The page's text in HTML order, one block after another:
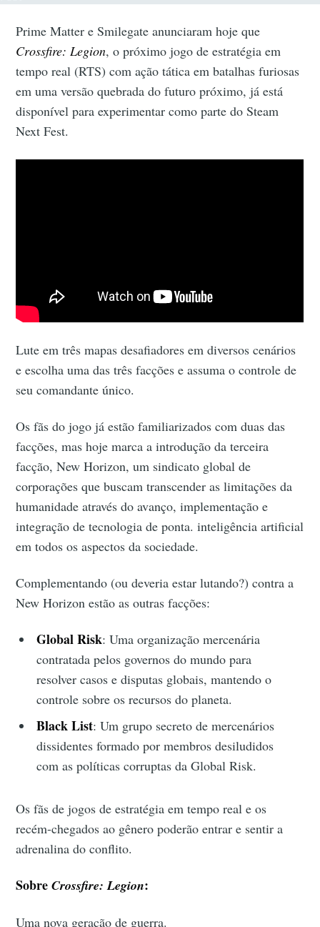
Prime Matter e Smilegate anunciaram hoje que
Crossfire: Legion, o próximo jogo de estratégia em
tempo real (RTS) com ação tática em batalhas furiosas
em uma versão quebrada do futuro próximo, já está
disponível para experimentar como parte do Steam
Next Fest.
Lute em três mapas desafiadores em diversos cenários
e escolha uma das três facções e assuma o controle de
seu comandante único.
Os fãs do jogo já estão familiarizados com duas das
facções, mas hoje marca a introdução da terceira
facção, New Horizon, um sindicato global de
corporações que buscam transcender as limitações da
humanidade através do avanço, implementação e
integração de tecnologia de ponta. inteligência artificial
em todos os aspectos da sociedade.
Complementando (ou deveria estar lutando?) contra a
New Horizon estão as outras facções:
Global Risk: Uma organização mercenária
contratada pelos governos do mundo para
resolver casos e disputas globais, mantendo o
controle sobre os recursos do planeta.
Black List: Um grupo secreto de mercenários
dissidentes formado por membros desiludidos
com as políticas corruptas da Global Risk.
Os fãs de jogos de estratégia em tempo real e os
recém-chegados ao gênero poderão entrar e sentir a
adrenalina do conflito.
SobreCrossfire: Legion:
Uma nova geração de guerra.